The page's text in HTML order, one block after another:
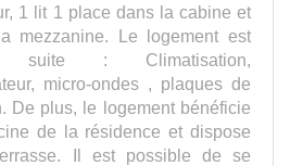
1 lit 1 place dans la cabine et
mezzanine. Le logement est
suite : Climatisation,
micro-ondes , plaques de
De plus, le logement bénéficie
de la résidence et dispose
Il est possible de se